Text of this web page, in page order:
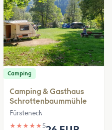
Camping
Camping & Gasthaus
Schrottenbaummühle
Fürsteneck
★ ★ ★ ★ ★5